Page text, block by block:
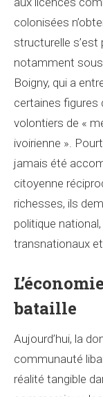
colonisées
structurelle s’est
notamment
Boigny, qui a
certaines figures
volontiers de «
ivoirienne ».
jamais été
citoyenne
richesses, ils
politique
transnationaux
bataille
Aujourd’hui, la
communauté
réalité tangible